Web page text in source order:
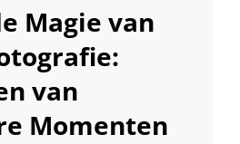
Magie van
van
Momenten